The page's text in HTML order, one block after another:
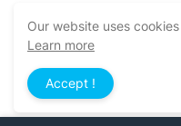
Our website uses
Learn more
Accept !